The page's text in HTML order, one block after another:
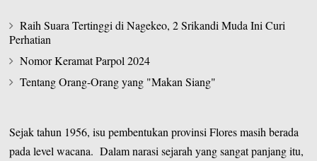
Raih Suara Tertinggi di Nagekeo, 2 Srikandi Muda Ini Curi
Perhatian
Nomor Keramat Parpol 2024
Tentang Orang-Orang yang "Makan Siang"
Sejak tahun 1956, isu pembentukan provinsi Flores masih berada
pada level wacana. Dalam narasi sejarah yang sangat panjang itu,